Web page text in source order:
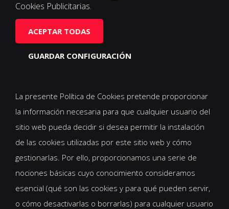
Cookies Publicitarias.
ACEPTAR TODAS
GUARDAR CONFIGURACIÓN
La presente Política de Cookies pretende proporcionar
la información necesaria para que cualquier usuario del
sitio web pueda decidir si desea permitir la instalación
de las cookies utilizadas por este sitio web y cómo
gestionarlas. Por ello, proporcionamos una serie de
nociones básicas cuyo conocimiento consideramos
esencial (qué son las cookies y para qué pueden servir,
o cómo desactivarlas o borrarlas) para cualquier usuario